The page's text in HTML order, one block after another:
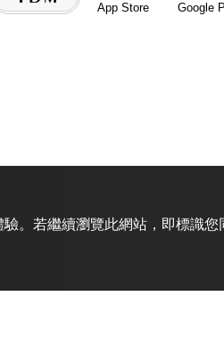
App Store Google
。若繼續瀏覽此網站，即標識